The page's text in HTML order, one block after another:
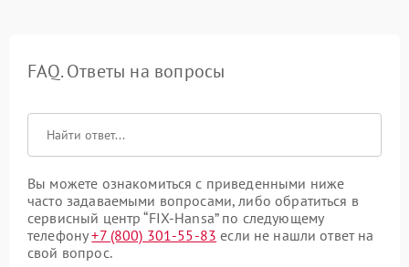
FAQ. Ответы на вопросы
Вы можете ознакомиться с приведенными ниже
часто задаваемыми вопросами, либо обратиться в
сервисный центр “FIX-Hansa” по следующему
телефону+7 (800) 301-55-83 если не нашли ответ на
свой вопрос.